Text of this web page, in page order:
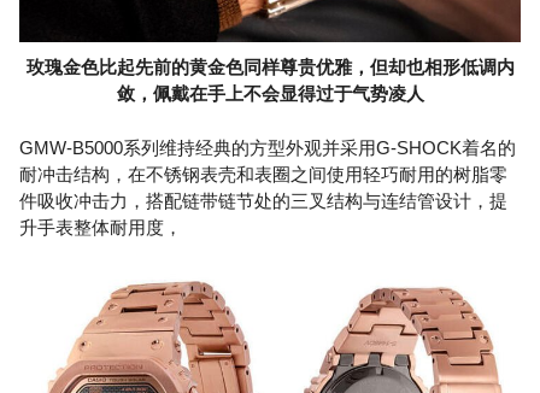
玫瑰金色比起先前的黄金色同样尊贵优雅，但却也相形低调内
敛，佩戴在手上不会显得过于气势凌人
GMW-B5000系列维持经典的方型外观并采用G-SHOCK着名的
耐冲击结构，在不锈钢表壳和表圈之间使用轻巧耐用的树脂零
件吸收冲击力，搭配链带链节处的三叉结构与连结管设计，提
升手表整体耐用度，